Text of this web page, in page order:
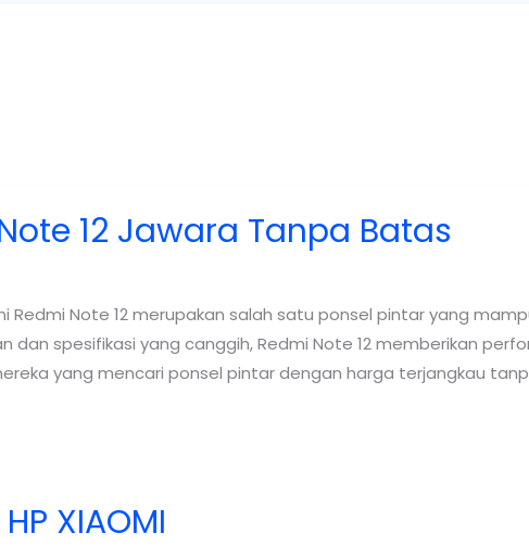
12 Jawara Tanpa Batas
Redmi Note 12 merupakan salah satu ponsel pintar yang
dan spesifikasi yang canggih, Redmi Note 12 memberikan
yang mencari ponsel pintar dengan harga terjangkau
XIAOMI